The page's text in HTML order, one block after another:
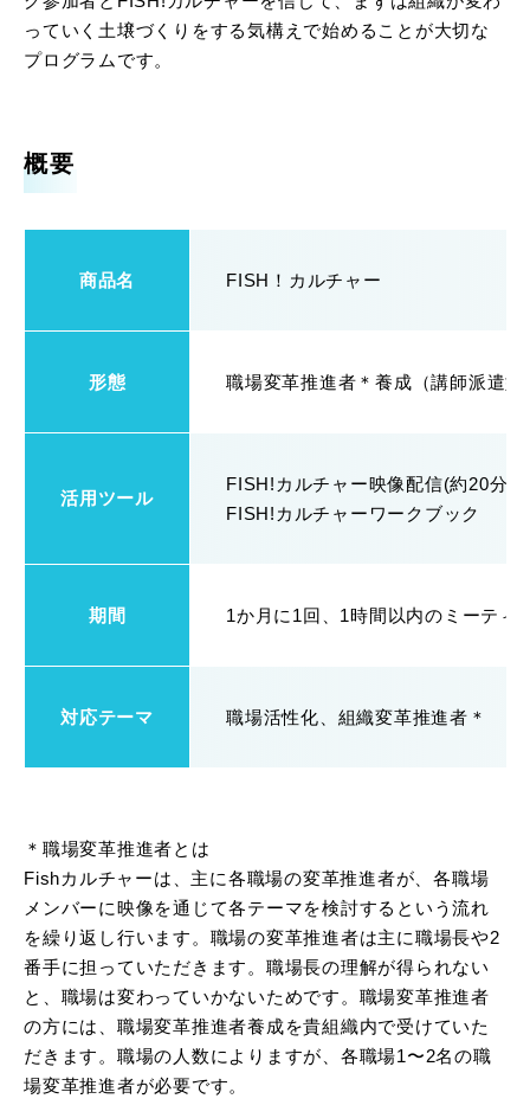
っていく土壌づくりをする気構えで始めることが大切な
プログラムです。
概要
商品名 FISH！カルチャー
形態 職場変革推進者＊養成（講師派遣
活用ツール
FISH!カルチャー映像配信(約20分
FISH!カルチャーワークブ
期間 1か月に1回、1時間以内のミーティ
対応テーマ 職場活性化、組織変革推進者＊
＊職場変革推進者とは
Fishカルチャーは、主に各職場の変革推進者が、各職場
メンバーに映像を通じて各テーマを検討するという流れ
を繰り返し行います。職場の変革推進者は主に職場長や2
番手に担っていただきます。職場長の理解が得られない
と、職場は変わっていかないためです。職場変革推進者
の方には、職場変革推進者養成を貴組織内で受けていた
だきます。職場の人数によりますが、各職場1〜2名の職
場変革推進者が必要です。